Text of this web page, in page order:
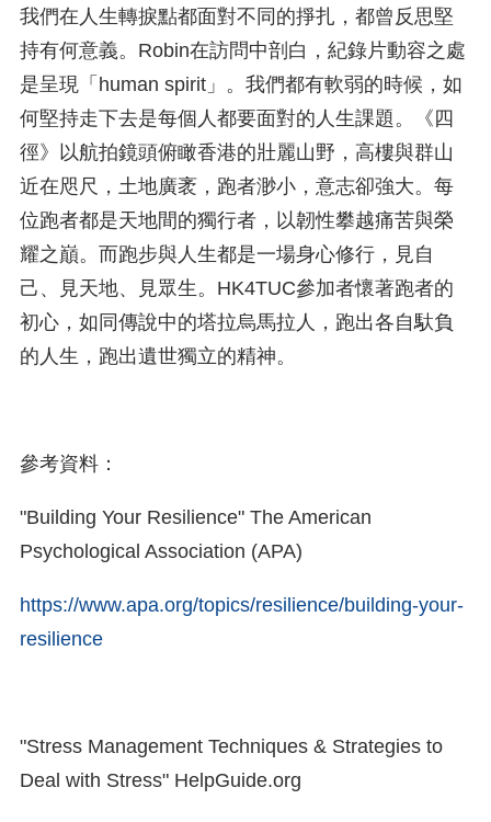
我們在人生轉捩點都面對不同的掙扎，都曾反思堅
持有何意義。Robin在訪問中剖白，紀錄片動容之處
是呈現「human spirit」。我們都有軟弱的時候，如
何堅持走下去是每個人都要面對的人生課題。《四
徑》以航拍鏡頭俯瞰香港的壯麗山野，高樓與群山
近在咫尺，土地廣袤，跑者渺小，意志卻強大。每
位跑者都是天地間的獨行者，以韌性攀越痛苦與榮
耀之巔。而跑步與人生都是一場身心修行，見自
己、見天地、見眾生。HK4TUC參加者懷著跑者的
初心，如同傳說中的塔拉烏馬拉人，跑出各自馱負
的人生，跑出遺世獨立的精神。
參考資料：
"Building Your Resilience" The American
Psychological Association (APA)
https://www.apa.org/topics/resilience/building-your-
resilience
"Stress Management Techniques & Strategies to
Deal with Stress" HelpGuide.org